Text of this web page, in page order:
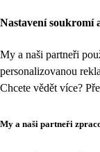
Nastavení soukromí
My a naši partneři
personalizovanou
Chcete vědět více?
My a naši partneři